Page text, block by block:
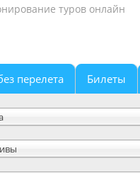
туров онлайн
перелета Билеты